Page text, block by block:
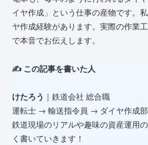
イヤ作成」という仕事の産物です。
ヤ作成経験があります。実際の作業
で本音でお伝えします。
✍️ この記事を書いた人
けたろう ｜鉄道会社 総合職
運転士 → 輸送指令員 → ダイヤ作成部
鉄道現場のリアルや趣味の資産運用
く書いていきます！